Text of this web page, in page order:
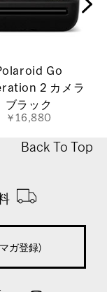
Go
2 カメラ
ブラック
￥16,880
Back To Top
ガ登録)